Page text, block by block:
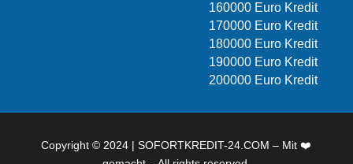
160000 Euro Kredit
170000 Euro Kredit
180000 Euro Kredit
190000 Euro Kredit
200000 Euro Kredit
Copyright © 2024 | SOFORTKREDIT-24.COM – Mit ❤️